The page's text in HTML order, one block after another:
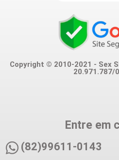
Copyright © 2010-2021 - Sex
20.971.787/
Entre em
(82)99611-0143